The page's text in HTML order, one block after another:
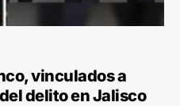
vinculados a
delito en Jalisco